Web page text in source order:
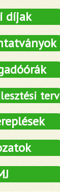
díjak
terv